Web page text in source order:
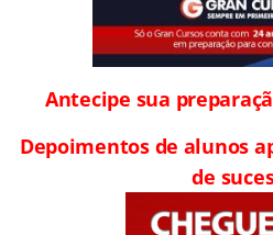
Antecipe sua
Depoimentos de alunos
de